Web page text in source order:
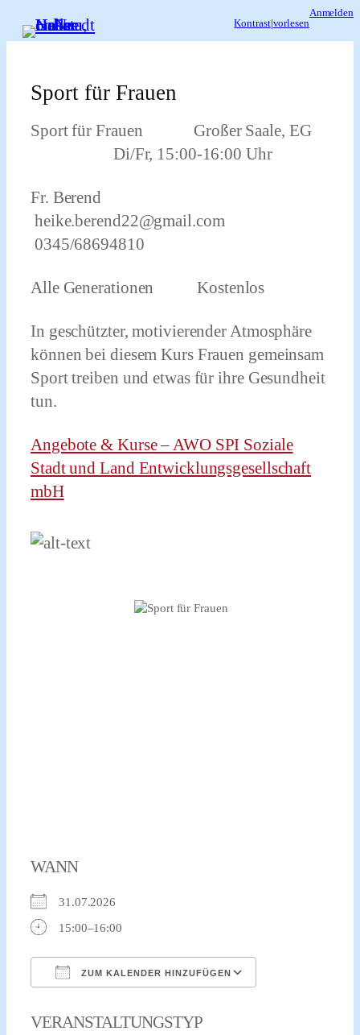
Zum
Inhalt
Kontrast|vorlesen
Anmelden
Sport für Frauen
Sport für Frauen Großer Saale, EG
Di/Fr, 15:00-16:00 Uhr
Fr. Berend
heike.berend22@gmail.com
0345/68694810
Alle Generationen Kostenlos
In geschützter, motivierender Atmosphäre
können bei diesem Kurs Frauen gemeinsam
Sport treiben und etwas für ihre Gesundheit
tun.
Angebote & Kurse – AWO SPI Soziale
Stadt und Land Entwicklungsgesellschaft
mbH
WANN
31.07.2026
15:00–16:00
ZUM KALENDER HINZUFÜGEN
VERANSTALTUNGSTYP